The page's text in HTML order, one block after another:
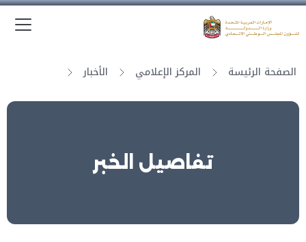
الصفحة الرئيسة المركز الإعلامي الأخبار
تفاصيل الخبر